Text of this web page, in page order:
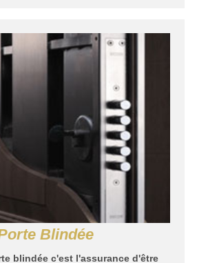
Blindée
blindée c'est l'assurance d'être